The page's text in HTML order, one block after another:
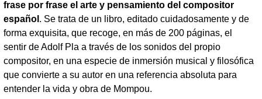
frase por frase el arte y pensamiento del compositor
español . Se trata de un libro, editado cuidadosamente y de
forma exquisita, que recoge, en más de 200 páginas, el
sentir de Adolf Pla a través de los sonidos del propio
compositor, en una especie de inmersión musical y filosófica
que convierte a su autor en una referencia absoluta para
entender la vida y obra de Mompou.